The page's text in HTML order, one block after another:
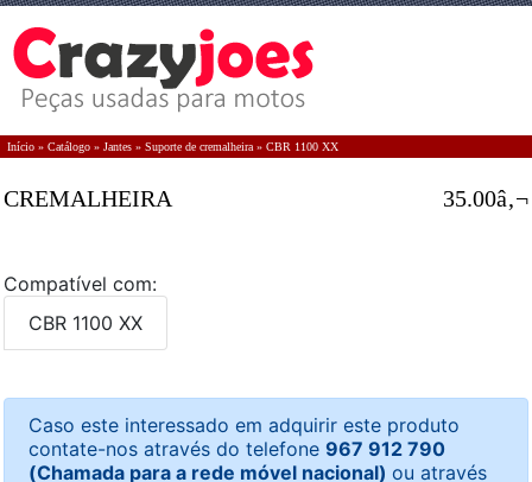
Início » Catálogo » Jantes » Suporte de cremalheira » CBR 1100 XX
CREMALHEIRA 35.00â‚¬
Compatível com:
CBR 1100 XX
Caso este interessado em adquirir este produto
contate-nos através do telefone 967 912 790
(Chamada para a rede móvel nacional) ou através